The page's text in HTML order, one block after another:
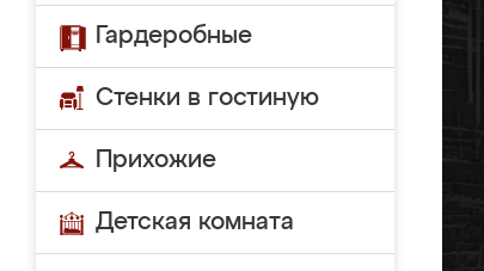
Гардеробные
Стенки в гостиную
Прихожие
Детская комната